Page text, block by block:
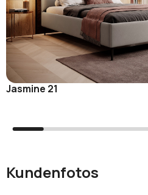
Jasmine 21
Kundenfotos